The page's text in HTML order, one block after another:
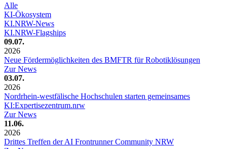
Alle
KI-Ökosystem
KI.NRW-News
KI.NRW-Flagships
09.07.
2026
Neue Fördermöglichkeiten des BMFTR für Robotiklösungen
Zur News
03.07.
2026
Nordrhein‑westfälische Hochschulen starten gemeinsames
KI:Expertisezentrum.nrw
Zur News
11.06.
2026
Drittes Treffen der AI Frontrunner Community NRW